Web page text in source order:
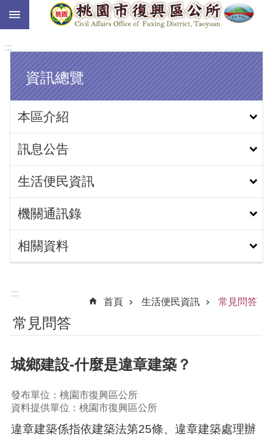
跳到主要內容區塊
:::
資訊總覽
本區介紹
訊息公告
生活便民資訊
機關通訊錄
相關資料
:::
首頁
生活便民資訊 常見問答
常見問答
城鄉建設-什麼是違章建築？
發布單位：桃園市復興區公所
資料提供單位：桃園市復興區公所
違章建築係指依建築法第25條、違章建築處理辦